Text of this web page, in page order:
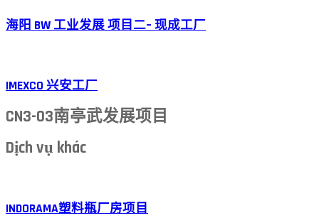
海阳 BW 工业发展 项目二– 现成工厂
IMEXCO 兴安工厂
CN3-03南亭武发展项目
Dịch vụ khác
INDORAMA塑料瓶厂房项目